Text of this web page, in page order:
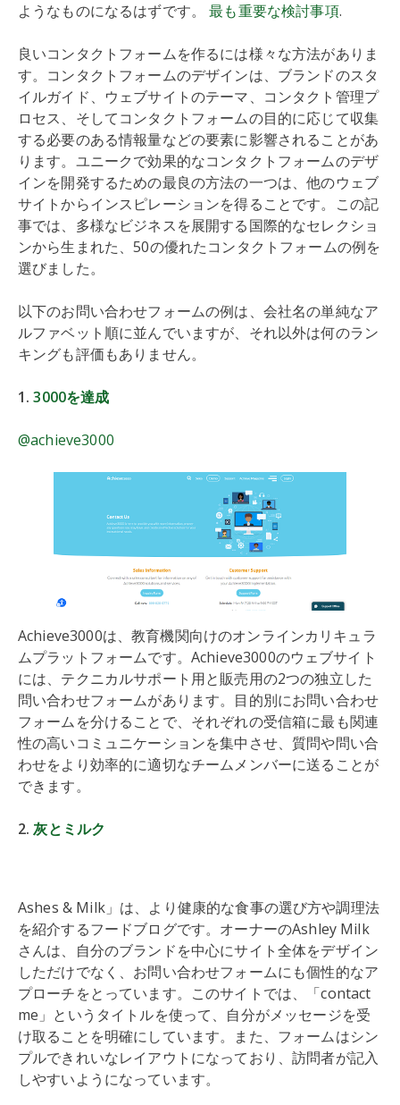
ようなものになるはずです。最も重要な検討事項.
良いコンタクトフォームを作るには様々な方法がありま
す。コンタクトフォームのデザインは、ブランドのスタ
イルガイド、ウェブサイトのテーマ、コンタクト管理プ
ロセス、そしてコンタクトフォームの目的に応じて収集
する必要のある情報量などの要素に影響されることがあ
ります。ユニークで効果的なコンタクトフォームのデザ
インを開発するための最良の方法の一つは、他のウェブ
サイトからインスピレーションを得ることです。この記
事では、多様なビジネスを展開する国際的なセレクショ
ンから生まれた、50の優れたコンタクトフォームの例を
選びました。
以下のお問い合わせフォームの例は、会社名の単純なア
ルファベット順に並んでいますが、それ以外は何のラン
キングも評価もありません。
1.3000を達成
@achieve3000
Achieve3000は、教育機関向けのオンラインカリキュラ
ムプラットフォームです。Achieve3000のウェブサイト
には、テクニカルサポート用と販売用の2つの独立した
問い合わせフォームがあります。目的別にお問い合わせ
フォームを分けることで、それぞれの受信箱に最も関連
性の高いコミュニケーションを集中させ、質問や問い合
わせをより効率的に適切なチームメンバーに送ることが
できます。
2.灰とミルク
Ashes & Milk」は、より健康的な食事の選び方や調理法
を紹介するフードブログです。オーナーのAshley Milk
さんは、自分のブランドを中心にサイト全体をデザイン
しただけでなく、お問い合わせフォームにも個性的なア
プローチをとっています。このサイトでは、「contact
me」というタイトルを使って、自分がメッセージを受
け取ることを明確にしています。また、フォームはシン
プルできれいなレイアウトになっており、訪問者が記入
しやすいようになっています。